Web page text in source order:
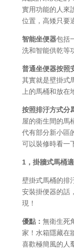
實用功能的人來
位置，高矮只要
智能坐便器包括
洗和智能供乾等
普通坐便器按照
其實就是壁掛式
上的馬桶和放在
按照排汙方式分
屋的衛生間的馬
代有部分新小區
可以裝修時看一
1，掛牆式馬桶
壁掛式馬桶的排
安裝掛便器的話
現！
優點： 無衛生死
家！水箱隱藏在
喜歡極簡風的人